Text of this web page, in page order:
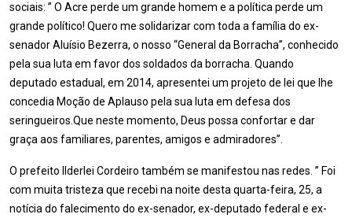
sociais: ” O Acre perde um grande homem e a política perde um
grande político! Quero me solidarizar com toda a família do ex-
senador Aluísio Bezerra, o nosso “General da Borracha”, conhecido
pela sua luta em favor dos soldados da borracha. Quando
deputado estadual, em 2014, apresentei um projeto de lei que lhe
concedia Moção de Aplauso pela sua luta em defesa dos
seringueiros.Que neste momento, Deus possa confortar e dar
graça aos familiares, parentes, amigos e admiradores”.
O prefeito Ilderlei Cordeiro também se manifestou nas redes. ” Foi
com muita tristeza que recebi na noite desta quarta-feira, 25, a
notícia do falecimento do ex-senador, ex-deputado federal e ex-